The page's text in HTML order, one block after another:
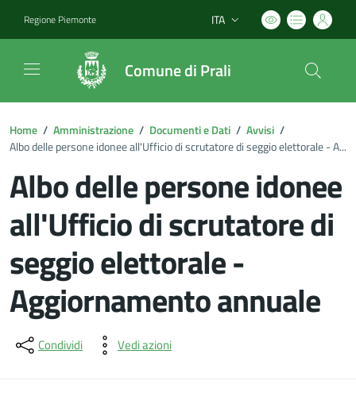
Regione Piemonte Lingua attiva:
ITA
Comune di Prali
Home / Amministrazione / Documenti e Dati / Avvisi /
Albo delle persone idonee all'Ufficio di scrutatore di seggio elettorale - A...
Albo delle persone idonee
all'Ufficio di scrutatore di
seggio elettorale -
Aggiornamento annuale
Dettagli del documento
Condividi Vedi azioni